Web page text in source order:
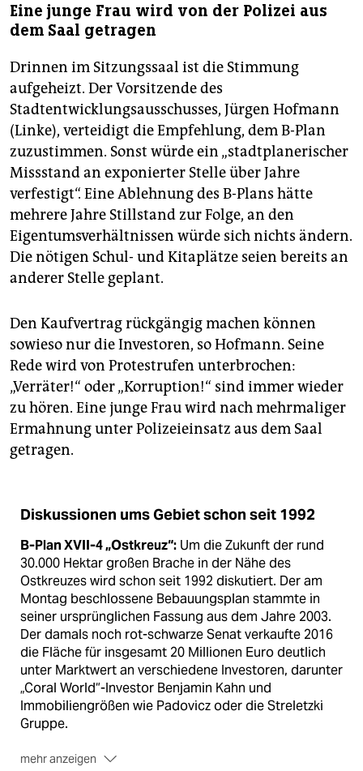
Eine junge Frau wird von der Polizei aus
dem Saal getragen
Drinnen im Sitzungssaal ist die Stimmung
aufgeheizt. Der Vorsitzende des
Stadtentwicklungsausschusses, Jürgen Hofmann
(Linke), verteidigt die Empfehlung, dem B-Plan
zuzustimmen. Sonst würde ein „stadtplanerischer
Missstand an exponierter Stelle über Jahre
verfestigt“. Eine Ablehnung des B-Plans hätte
mehrere Jahre Stillstand zur Folge, an den
Eigentumsverhältnissen würde sich nichts ändern.
Die nötigen Schul- und Kitaplätze seien bereits an
anderer Stelle geplant.
Den Kaufvertrag rückgängig machen können
sowieso nur die Investoren, so Hofmann. Seine
Rede wird von Protestrufen unterbrochen:
„Verräter!“ oder „Korruption!“ sind immer wieder
zu hören. Eine junge Frau wird nach mehrmaliger
Ermahnung unter Polizeieinsatz aus dem Saal
getragen.
Diskussionen ums Gebiet schon seit 1992
B-Plan XVII-4 „Ostkreuz“: Um die Zukunft der rund
30.000 Hektar großen Brache in der Nähe des
Ostkreuzes wird schon seit 1992 diskutiert. Der am
Montag beschlossene Bebauungsplan stammte in
seiner ursprünglichen Fassung aus dem Jahre 2003.
Der damals noch rot-schwarze Senat verkaufte 2016
die Fläche für insgesamt 20 Millionen Euro deutlich
unter Marktwert an verschiedene Investoren, darunter
„Coral World“-Investor Benjamin Kahn und
Immobiliengrößen wie Padovicz oder die Streletzki
Gruppe.
mehr anzeigen